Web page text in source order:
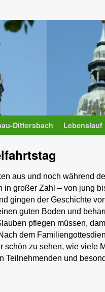
Dittersbach Lebenslauf
aus und noch während
großer Zahl – von jung
gingen der Geschichte
guten Boden und
pflegen müssen,
dem
zu sehen, wie viele
Teilnehmenden und